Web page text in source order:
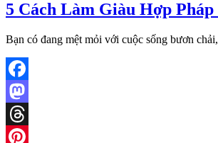
5 Cách Làm Giàu Hợp Pháp
Bạn có đang mệt mỏi với cuộc sống bươn
Facebook
Mastodon
Threads